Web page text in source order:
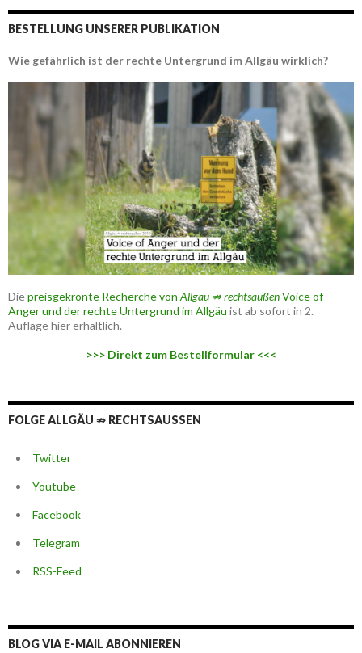
BESTELLUNG UNSERER PUBLIKATION
Wie gefährlich ist der rechte Untergrund im Allgäu wirklich?
Diepreisgekrönte Recherche von Allgäu ⇏ rechtsaußenVoice of
Anger und der rechte Untergrund im Allgäu ist ab sofort in 2.
Auflage hier erhältlich.
>>> Direkt zum Bestellformular <<<
FOLGE ALLGÄU ⇏ RECHTSAUSSEN
Twitter
Youtube
Facebook
Telegram
RSS-Feed
BLOG VIA E-MAIL ABONNIEREN